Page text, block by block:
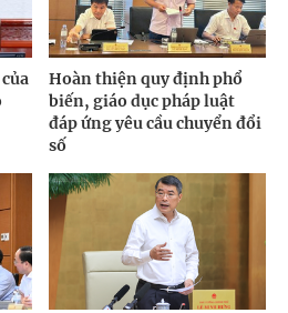
Hoàn thiện quy định phổ
biến, giáo dục pháp luật
đáp ứng yêu cầu chuyển đổi
số